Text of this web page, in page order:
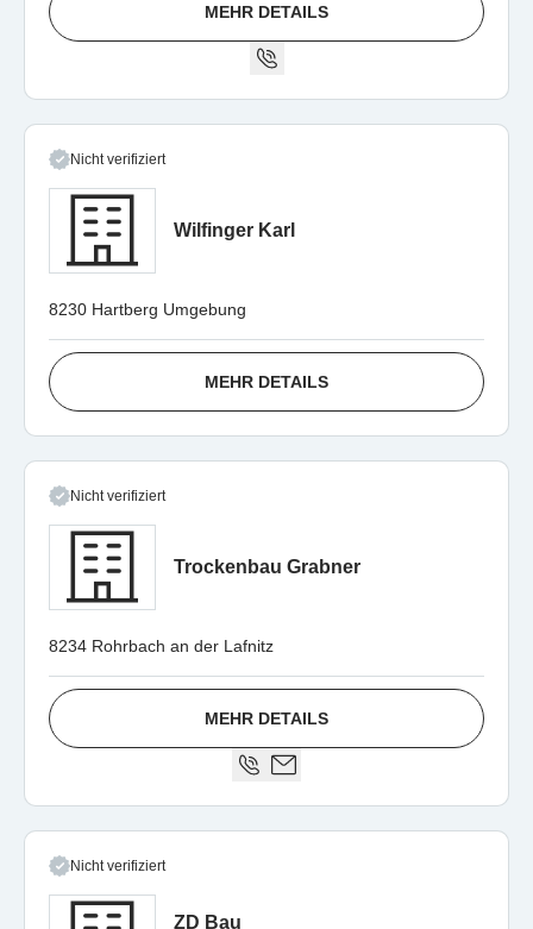
MEHR DETAILS
Nicht verifiziert
Wilfinger Karl
8230 Hartberg Umgebung
MEHR DETAILS
Nicht verifiziert
Trockenbau Grabner
8234 Rohrbach an der Lafnitz
MEHR DETAILS
Nicht verifiziert
ZD Bau